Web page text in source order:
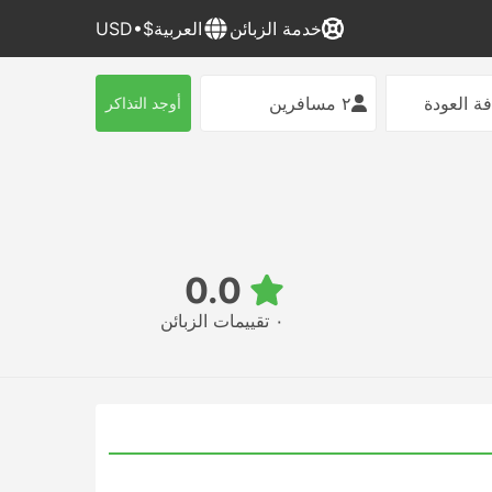
خدمة الزبائن العربية$•USD
العودة ٢ مسافرين أوجد التذاكر
٠ تقييمات الزبائن